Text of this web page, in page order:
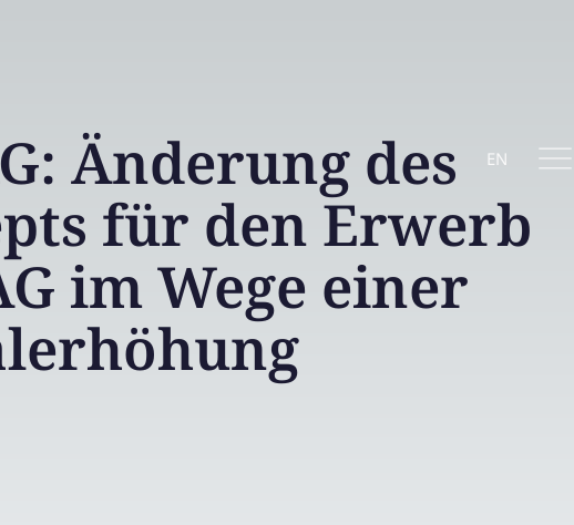
EN
Änderung des
für den Erwerb
im Wege einer